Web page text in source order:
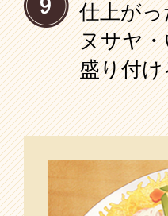
仕上が
ヌサヤ
盛り付